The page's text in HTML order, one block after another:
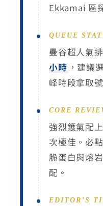
Ekkamai 區
QUEUE
曼谷超人氣
小時 ，建議
峰時段拿取
CORE
強烈鑊氣配
次極佳。必
脆蛋白與熔
配。
EDITOR’S